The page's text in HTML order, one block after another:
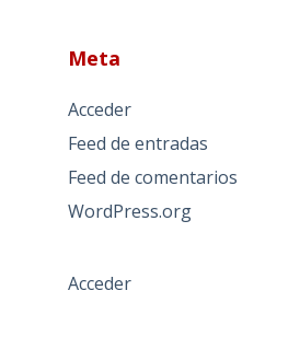
Meta
Acceder
Feed de entradas
Feed de comentarios
WordPress.org
Acceder